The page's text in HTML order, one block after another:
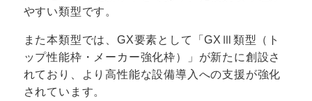
やすい類型です。
また本類型では、GX要素として「GXⅢ類型（ト
ップ性能枠・メーカー強化枠）」が新たに創設さ
れており、より高性能な設備導入への支援が強化
されています。